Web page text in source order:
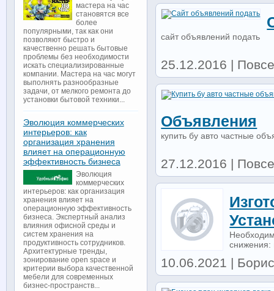
сайт объявлений подать
25.12.2016 |
Объявления
купить бу авто частные
27.12.2016 |
снижения:
10.06.2021 |
мастера на час
становятся все
более
популярными, так как они
позволяют быстро и
качественно решать бытовые
проблемы без необходимости
искать специализированные
компании. Мастера на час могут
выполнять разнообразные
задачи, от мелкого ремонта до
установки бытовой техники...
Эволюция коммерческих
интерьеров: как
организация хранения
влияет на операционную
эффективность бизнеса
Эволюция
коммерческих
интерьеров: как организация
хранения влияет на
операционную эффективность
бизнеса. Экспертный анализ
влияния офисной среды и
систем хранения на
продуктивность сотрудников.
Архитектурные тренды,
зонирование open space и
критерии выбора качественной
мебели для современных
бизнес-пространств...